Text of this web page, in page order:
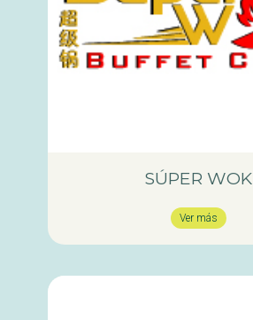
SÚPER WOK
Ver más